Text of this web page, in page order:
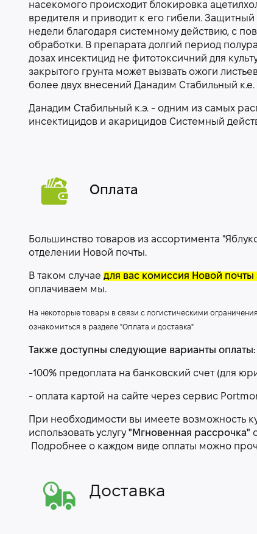
насекомого происходит блокировка
вредителя и приводит к его гибели.
недели благодаря системному действию, с
обработки. В препарата долгий период
дозах инсектицид не фитотоксичний для
закрытого грунта может вызвать ожоги
более двух внесений Данадим Стабильный к.е.
Данадим Стабильный к.э. - одним из самых
инсектицидов и акарицидов Системный
Оплата
Большинство товаров из ассортимента
отделении Новой почты.
В таком случае для вас комиссия Новой почты
оплачиваем мы.
На некоторые товары в связи с логистическими
ознакомиться в разделе "Оплата и доставка"
Также доступны следующие варианты оплаты:
-100% предоплата на банковский счет (для
- оплата картой на сайте через сервис
При необходимости вы имеете возможность
использовать услугу "Мгновенная рассрочка"
Подробнее о каждом виде оплаты можно
Доставка